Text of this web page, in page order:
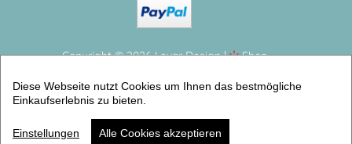
Copyright © 2026 Levar Design |
Shop
Personalisierter Kinderteller Set Pferd
Personalisiertes Kindergeschirr aus Melamin, 2 teilig
(2er Geschirrset) | Artikelnummer: 51499100 -8
Diese Webseite nutzt Cookies um Ihnen das bestmögliche
Einkaufserlebnis zu bieten.
Einstellungen Alle Cookies akzeptieren